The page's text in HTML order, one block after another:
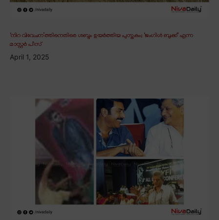
‘നിറ വിവേചന’ത്തിനെതിരെ ശബ്ദം ഉയർത്തിയ പുസ്തകം; ‘ജംഗിൾ ബുക്ക്’ എന്ന
മാസ്റ്റർ പീസ്
April 1, 2025